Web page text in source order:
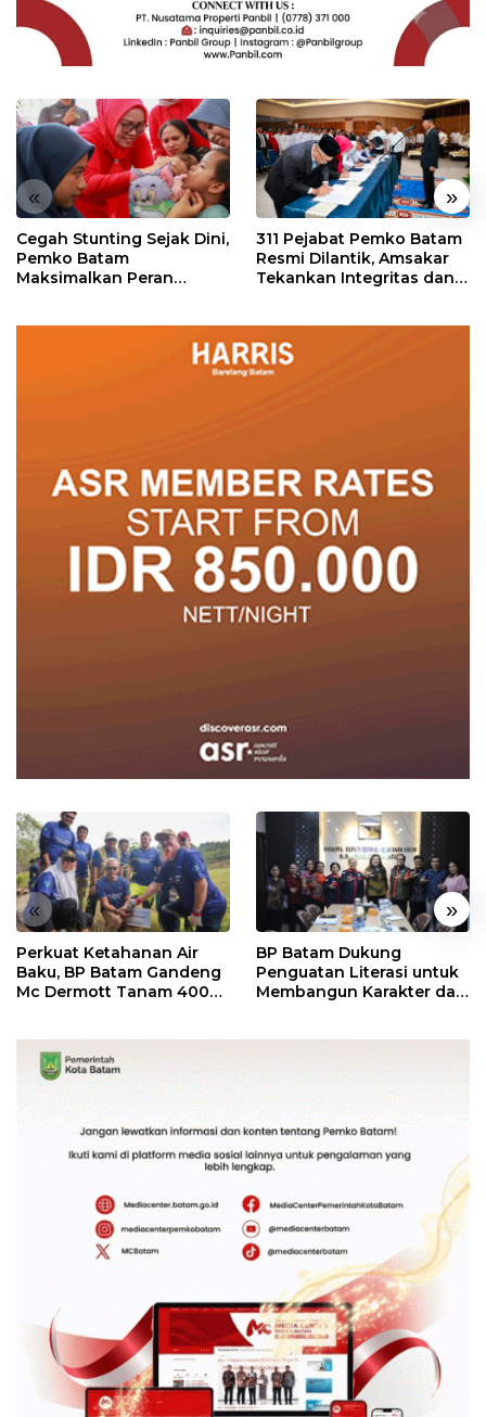
« »
Cegah Stunting Sejak Dini,
Pemko Batam
Maksimalkan Peran
311 Pejabat Pemko Batam
Resmi Dilantik, Amsakar
Tekankan Integritas dan
« »
Perkuat Ketahanan Air
Baku, BP Batam Gandeng
Mc Dermott Tanam 400
BP Batam Dukung
Penguatan Literasi untuk
Membangun Karakter dan